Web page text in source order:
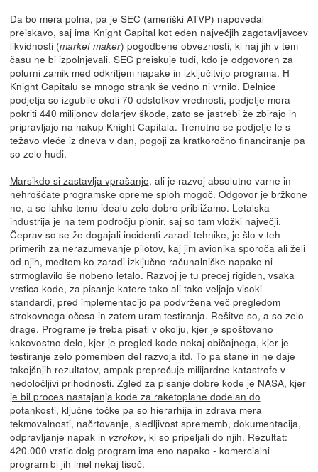
Da bo mera polna, pa je SEC (ameriški ATVP) napovedal
preiskavo, saj ima Knight Capital kot eden največjih zagotavljavcev
likvidnosti (market maker) pogodbene obveznosti, ki naj jih v tem
času ne bi izpolnjevali. SEC preiskuje tudi, kdo je odgovoren za
polurni zamik med odkritjem napake in izključitvijo programa. H
Knight Capitalu se mnogo strank še vedno ni vrnilo. Delnice
podjetja so izgubile okoli 70 odstotkov vrednosti, podjetje mora
pokriti 440 milijonov dolarjev škode, zato se jastrebi že zbirajo in
pripravljajo na nakup Knight Capitala. Trenutno se podjetje le s
težavo vleče iz dneva v dan, pogoji za kratkoročno financiranje pa
so zelo hudi.
Marsikdo si zastavlja vprašanje, ali je razvoj absolutno varne in
nehroščate programske opreme sploh mogoč. Odgovor je bržkone
ne, a se lahko temu idealu zelo dobro približamo. Letalska
industrija je na tem področju pionir, saj so tam vložki največji.
Čeprav so se že dogajali incidenti zaradi tehnike, je šlo v teh
primerih za nerazumevanje pilotov, kaj jim avionika sporoča ali želi
od njih, medtem ko zaradi izključno računalniške napake ni
strmoglavilo še nobeno letalo. Razvoj je tu precej rigiden, vsaka
vrstica kode, za pisanje katere tako ali tako veljajo visoki
standardi, pred implementacijo pa podvržena več pregledom
strokovnega očesa in zatem uram testiranja. Rešitve so, a so zelo
drage. Programe je treba pisati v okolju, kjer je spoštovano
kakovostno delo, kjer je pregled kode nekaj običajnega, kjer je
testiranje zelo pomemben del razvoja itd. To pa stane in ne daje
takojšnjih rezultatov, ampak preprečuje milijardne katastrofe v
nedoločljivi prihodnosti. Zgled za pisanje dobre kode je NASA, kjer
je bil proces nastajanja kode za raketoplane dodelan do
potankosti, ključne točke pa so hierarhija in zdrava mera
tekmovalnosti, načrtovanje, sledljivost sprememb, dokumentacija,
odpravljanje napak in vzrokov, ki so pripeljali do njih. Rezultat:
420.000 vrstic dolg program ima eno napako - komercialni
program bi jih imel nekaj tisoč.